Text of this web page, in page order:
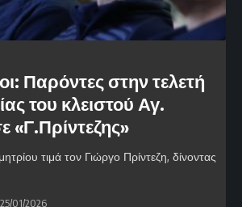
Παρόντες στην τελετή
του κλειστού Αγ.
«Γ.Πρίντεζης»
τιμά τον Γιώργο Πρίντεζη, δίνοντας
25/01/2026